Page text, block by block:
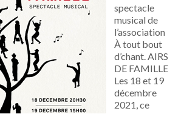
spectacle
musical de
l’association
À tout bout
d’chant. AIRS
DE FAMILLE
Les 18 et 19
décembre
2021, ce